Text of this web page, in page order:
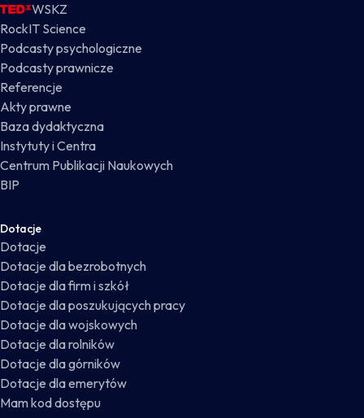
WSKZ
RockIT Science
Podcasty psychologiczne
Podcasty prawnicze
Referencje
Akty prawne
Baza dydaktyczna
Instytuty i Centra
Centrum Publikacji Naukowych
BIP
Dotacje
Dotacje
Dotacje dla bezrobotnych
Dotacje dla firm i szkół
Dotacje dla poszukujących pracy
Dotacje dla wojskowych
Dotacje dla rolników
Dotacje dla górników
Dotacje dla emerytów
Mam kod dostępu